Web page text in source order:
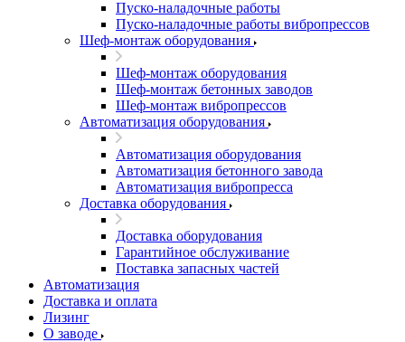
Пуско-наладочные работы
Пуско-наладочные работы вибропрессов
Шеф-монтаж оборудования
Шеф-монтаж оборудования
Шеф-монтаж бетонных заводов
Шеф-монтаж вибропрессов
Автоматизация оборудования
Автоматизация оборудования
Автоматизация бетонного завода
Автоматизация вибропресса
Доставка оборудования
Доставка оборудования
Гарантийное обслуживание
Поставка запасных частей
Автоматизация
Доставка и оплата
Лизинг
О заводе